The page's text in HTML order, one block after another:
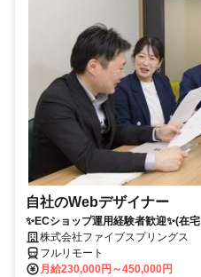
自社のWebデザイナー
✨ECショップ運用経験者歓迎✨(在
株式会社ファイブスプリングス
フルリモート
月給230,000円～450,000円